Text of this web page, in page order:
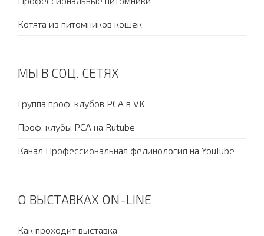
Котята из питомников кошек
МЫ В СОЦ. СЕТЯХ
Группа проф. клубов PCA в VK
Проф. клубы PCA на Rutube
Канал Профессиональная фелинология на YouTube
О ВЫСТАВКАХ ON-LINE
Как проходит выставка